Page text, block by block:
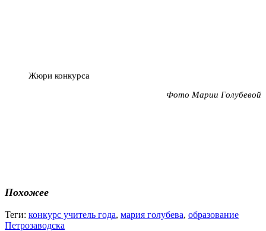
Жюри конкурса
Фото Марии Голубевой
Похожее
Теги: конкурс учитель года, мария голубева, образование
Петрозаводска